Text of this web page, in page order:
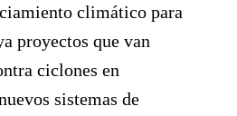
climático para
proyectos que van
ciclones en
sistemas de